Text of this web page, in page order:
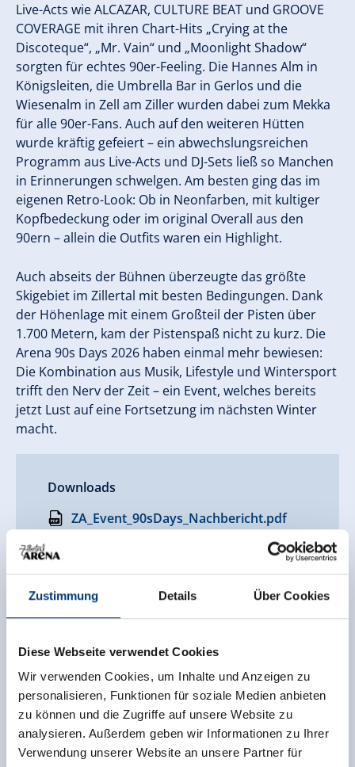
Zustimmung Details Über Cookies
Diese Webseite verwendet Cookies
Wir verwenden Cookies, um Inhalte und Anzeigen zu
personalisieren, Funktionen für soziale Medien anbieten
zu können und die Zugriffe auf unsere Website zu
analysieren. Außerdem geben wir Informationen zu Ihrer
Verwendung unserer Website an unsere Partner für
Live-Acts wie ALCAZAR, CULTURE BEAT und GROOVE
COVERAGE mit ihren Chart-Hits „Crying at the
Discoteque“, „Mr. Vain“ und „Moonlight Shadow“
sorgten für echtes 90er-Feeling. Die Hannes Alm in
Königsleiten, die Umbrella Bar in Gerlos und die
Wiesenalm in Zell am Ziller wurden dabei zum Mekka
für alle 90er-Fans. Auch auf den weiteren Hütten
wurde kräftig gefeiert – ein abwechslungsreichen
Programm aus Live-Acts und DJ-Sets ließ so Manchen
in Erinnerungen schwelgen. Am besten ging das im
eigenen Retro-Look: Ob in Neonfarben, mit kultiger
Kopfbedeckung oder im original Overall aus den
90ern – allein die Outfits waren ein Highlight.
Auch abseits der Bühnen überzeugte das größte
Skigebiet im Zillertal mit besten Bedingungen. Dank
der Höhenlage mit einem Großteil der Pisten über
1.700 Metern, kam der Pistenspaß nicht zu kurz. Die
Arena 90s Days 2026 haben einmal mehr bewiesen:
Die Kombination aus Musik, Lifestyle und Wintersport
trifft den Nerv der Zeit – ein Event, welches bereits
jetzt Lust auf eine Fortsetzung im nächsten Winter
macht.
Downloads
ZA_Event_90sDays_Nachbericht.pdf
Übersicht Bilder